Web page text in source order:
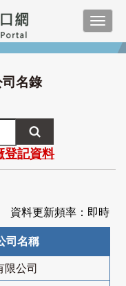
司名錄
登記資料
資料更新頻率：即時
司名稱
限公司